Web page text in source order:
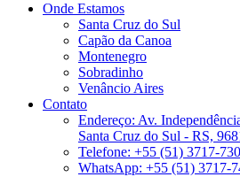
Onde Estamos
Santa Cruz do Sul
Capão da Canoa
Montenegro
Sobradinho
Venâncio Aires
Contato
Endereço: Av.
Santa Cruz do Sul - RS,
Telefone: +55 (51) 3717-
WhatsApp: +55 (51) 3717-